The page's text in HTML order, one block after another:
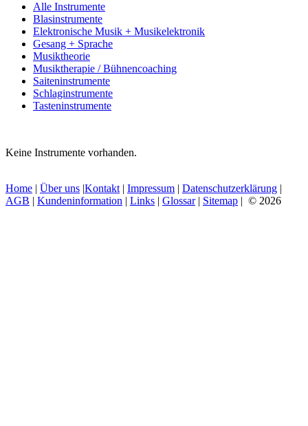
Alle Instrumente
Blasinstrumente
Elektronische Musik + Musikelektronik
Gesang + Sprache
Musiktheorie
Musiktherapie / Bühnencoaching
Saiteninstrumente
Schlaginstrumente
Tasteninstrumente
Keine Instrumente vorhanden.
Home | Über uns |Kontakt | Impressum | Datenschutzerklärung |
AGB | Kundeninformation | Links | Glossar| Sitemap | © 2026